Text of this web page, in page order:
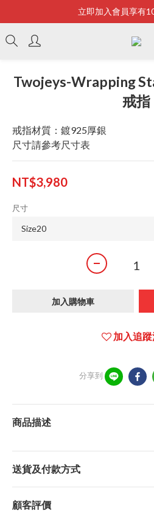
Bonjour~
立即加入會員享有
全店滿2500即
Twojeys-Wrapping
戒指
戒指材質：鍍925厚銀
尺寸請參考尺寸表
NT$3,980
尺寸
加入購物車
加入追
分享到
商品描述
送貨及付款方式
顧客評價